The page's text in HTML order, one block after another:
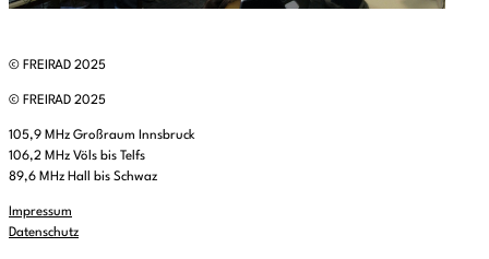
© FREIRAD 2025
© FREIRAD 2025
105,9 MHz Großraum Innsbruck
106,2 MHz Völs bis Telfs
89,6 MHz Hall bis Schwaz
Impressum
Datenschutz